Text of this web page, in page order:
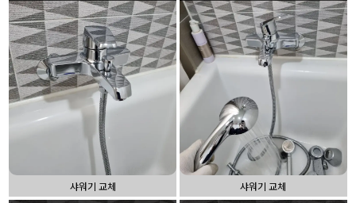
샤워기 교체 샤워기 교체